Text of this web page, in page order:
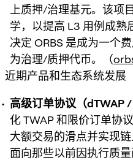
上质押/治理基元。该项
学，以提高 L3 用例成熟
决定 ORBS 是成为一个
为治理/质押代币。（
近期产品和生态系统发展
高级订单协议（dTWAP /
化 TWAP 和限价订单协
大额交易的滑点并实现
面向那些以前因执行质